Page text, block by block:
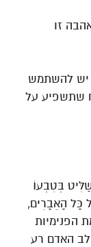
זו
יש להשתמש
שתשפיע על
בְּטִבְעוֹ
כָּל הָאֵבָרִים,
הפנימיות
לב האדם רע